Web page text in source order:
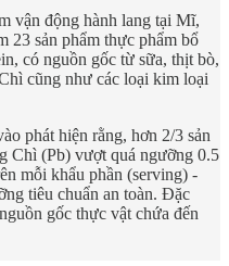
vận động hành lang tại Mĩ,
23 sản phẩm thực phẩm bổ
có nguồn gốc từ sữa, thịt bò,
cũng như các loại kim loại
phát hiện rằng, hơn 2/3 sản
Chì (Pb) vượt quá ngưỡng 0.5
mỗi khẩu phần (serving) -
tiêu chuẩn an toàn. Đặc
gốc thực vật chứa đến